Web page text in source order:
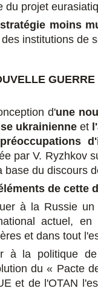
du projet
moins
institutions de
d'une
ukrainienne et
préoccupations
par V. Ryzhkov
base du discours
de cette
à la Russie
actuel,
et dans tout
à la politique
du « Pacte
et de l'OTAN